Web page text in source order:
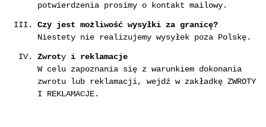
potwierdzenia prosimy o kontakt mailowy.
Czy jest możliwość wysyłki za granicę?
Niestety nie realizujemy wysyłek poza Polskę.
Zwroty i reklamacje
W celu zapoznania się z warunkiem dokonania
zwrotu lub reklamacji, wejdź w zakładkę ZWROTY
I REKLAMACJE.